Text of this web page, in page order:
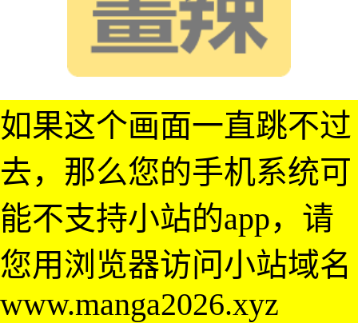
如果这个画面一直跳不过
去，那么您的手机系统可
能不支持小站的app，请
您用浏览器访问小站域名
www.manga2026.xyz